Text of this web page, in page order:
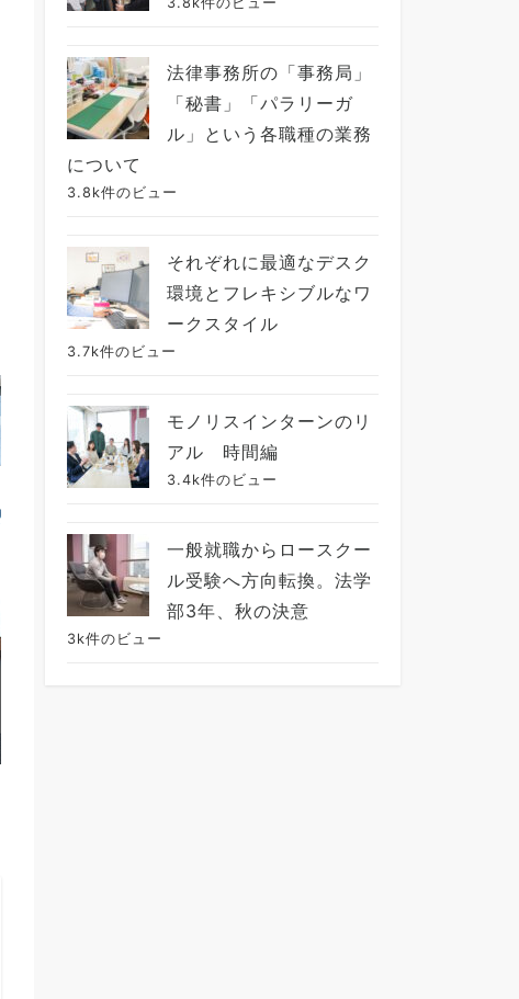
法律事務所の「事務局」
「秘書」「パラリーガ
ル」という各職種の業務
について
3.8k件のビュー
それぞれに最適なデスク
環境とフレキシブルなワ
ークスタイル
3.7k件のビュー
モノリスインターンのリ
アル 時間編
3.4k件のビュー
一般就職からロースクー
ル受験へ方向転換。法学
部3年、秋の決意
3k件のビュー